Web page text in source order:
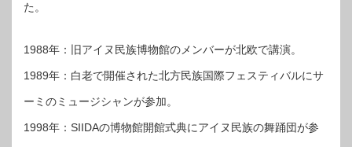
た。
1988年：旧アイヌ民族博物館のメンバーが北欧で講演。
1989年：白老で開催された北方民族国際フェスティバルにサ
ーミのミュージシャンが参加。
1998年：SIIDAの博物館開館式典にアイヌ民族の舞踊団が参